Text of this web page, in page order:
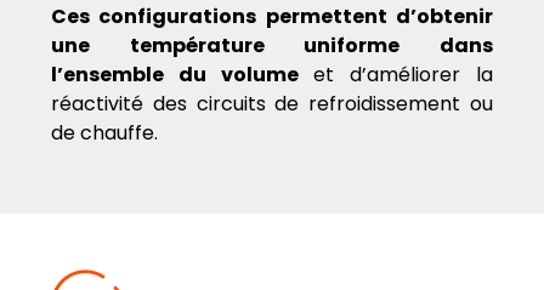
Ces configurations permettent d’obtenir
une température uniforme dans
l’ensemble du volumeet d’améliorer la
réactivité des circuits de refroidissement ou
de chauffe.